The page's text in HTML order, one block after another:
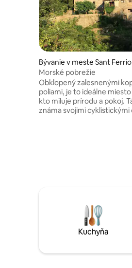
Bývanie v meste Sant
Morské pobrežie
Obklopený zalesnenými
poliami, je to ideálne
kto miluje prírodu a pokoj.
známa svojimi cyklistickými
priestory zdieľame s našou
vhodné ani prijateľné.
Kuchyňa